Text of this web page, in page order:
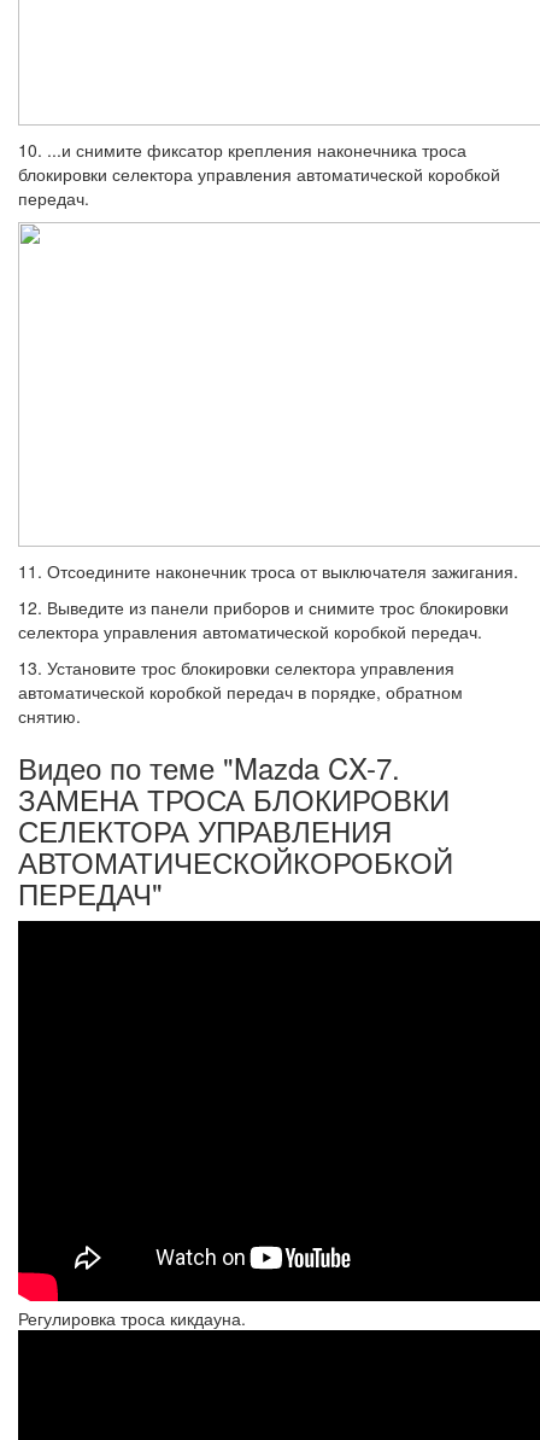
10. ...и снимите фиксатор крепления нако­нечника троса
блокировки селектора упра­вления автоматической коробкой
передач.
11. Отсоедините наконечник троса от вы­ключателя зажигания.
12. Выведите из панели приборов и сни­мите трос блокировки
селектора управле­ния автоматической коробкой передач.
13. Установите трос блокировки селекто­ра управления
автоматической коробкой передач в порядке, обратном
снятию.
Видео по теме "Mazda CX-7.
ЗАМЕНА ТРОСА БЛОКИРОВКИ
СЕЛЕКТОРА УПРАВЛЕНИЯ
АВТОМАТИЧЕСКОЙКОРОБКОЙ
ПЕРЕДАЧ"
Регулировка троса кикдауна.